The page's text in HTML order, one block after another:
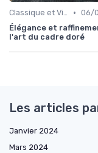
Classique et Vintage • 06/
Élégance et
l'art du cadre doré
Les articles
Janvier 2024
Mars 2024